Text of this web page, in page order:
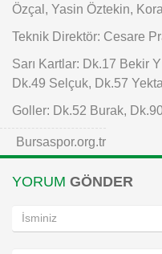
Özçal, Yasin Öztekin,
Teknik Direktör: Cesare
Sarı Kartlar: Dk.17 Bekir
Dk.49 Selçuk, Dk.57
Goller: Dk.52 Burak,
Bursaspor.org.tr
YORUM GÖNDER